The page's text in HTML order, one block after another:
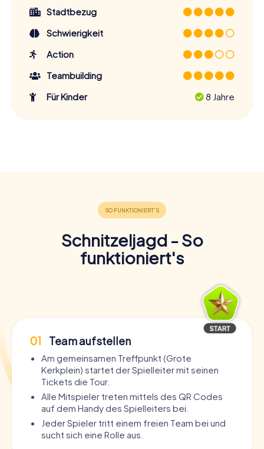
Stadtbezug
Schwierigkeit
Action
Teambuilding
Für Kinder
8 Jahre
Schnitzeljagd - So
funktioniert's
01 Team aufstellen
Am gemeinsamen Treffpunkt (Grote
Kerkplein) startet der Spielleiter mit seinen
Tickets die Tour.
Alle Mitspieler treten mittels des QR Codes
auf dem Handy des Spielleiters bei.
Jeder Spieler tritt einem freien Team bei und
sucht sich eine Rolle aus.